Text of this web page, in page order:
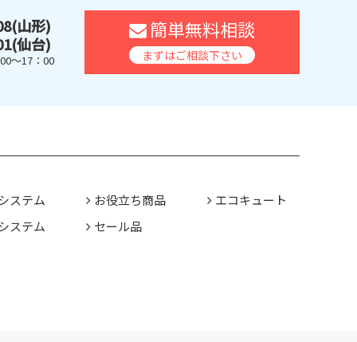
山形)
仙台)
～17：00
簡単無料相談
まずはご相談下さい
ステム
ステム
お役立ち商品
セール品
エコキュート